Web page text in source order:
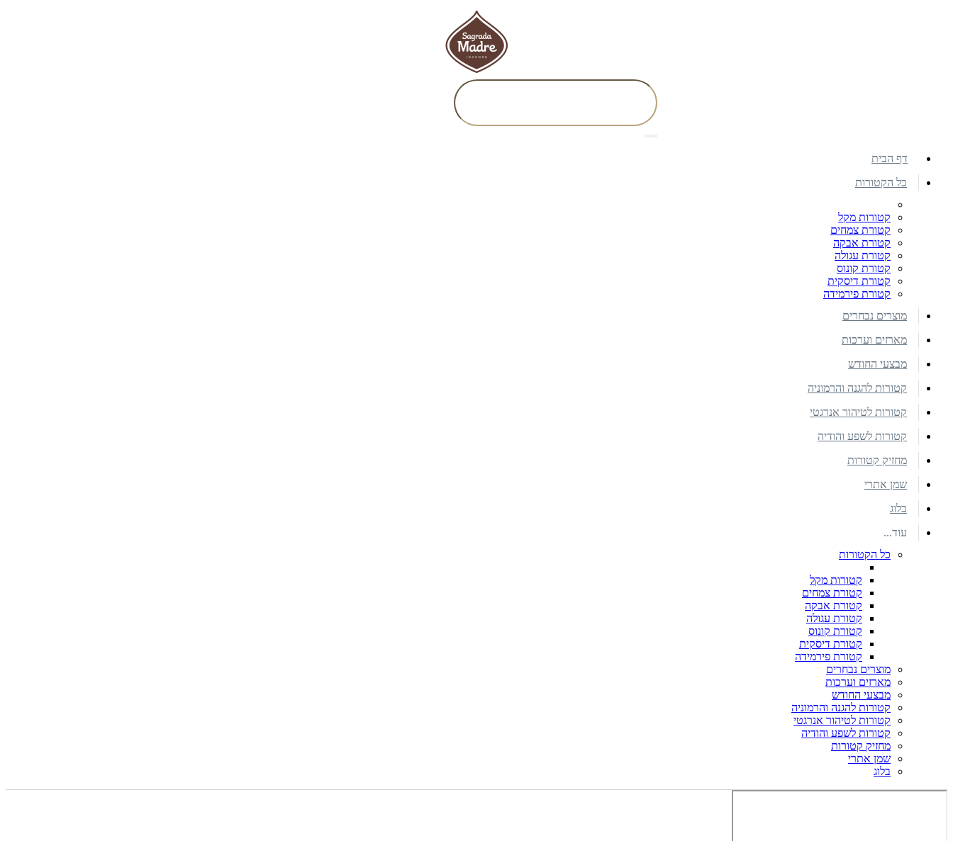
דף הבית
כל הקטורות
קטורות מקל
קטורת צמחים
קטורת אבקה
קטורת עגולה
קטורת קונוס
קטורת דיסקית
קטורת פירמידה
מוצרים נבחרים
מארזים וערכות
מבצעי החודש
קטורות להגנה והרמוניה
קטורות לטיהור אנרגטי
קטורות לשפע והודיה
מחזיק קטורות
שמן אתרי
בלוג
עוד...
כל הקטורות
קטורות מקל
קטורת צמחים
קטורת אבקה
קטורת עגולה
קטורת קונוס
קטורת דיסקית
קטורת פירמידה
מוצרים נבחרים
מארזים וערכות
מבצעי החודש
קטורות להגנה והרמוניה
קטורות לטיהור אנרגטי
קטורות לשפע והודיה
מחזיק קטורות
שמן אתרי
בלוג